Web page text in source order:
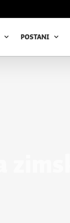
POSTANI